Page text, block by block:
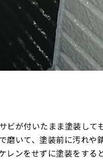
ビが付いたまま塗装して
いて、塗装前に汚れや
ンをせずに塗装をする